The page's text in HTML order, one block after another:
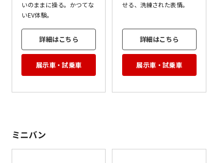
いのままに操る。かつてな
いEV体験。
詳細はこちら
展示車・試乗車
せる、洗練された表情。
詳細はこちら
展示車・試乗車
ミニバン